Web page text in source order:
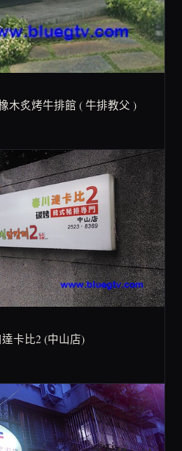
木炙烤牛排館 ( 牛排教父 )
卡比2 (中山店)